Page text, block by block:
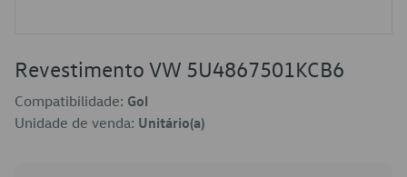
Revestimento VW 5U4867501KCB6
Compatibilidade: Gol
Unidade de venda: Unitário(a)